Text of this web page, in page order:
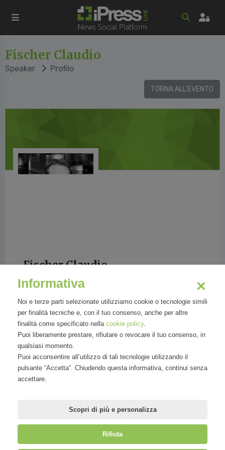
Fischer Claudio
Speaker Profilo
TORNA ALL'EVENTO
Fischer Claudio
lawyer and senior manager in the EY Indirect
Tax Team
Claudio is a lawyer and senior manager in the
EY Indirect Tax Team in Zurich and has over 10
years experience with Swiss and European
Informativa
Noi e terze parti selezionate utilizziamo cookie o tecnologie simili
per finalità tecniche e, con il tuo consenso, anche per altre
finalità come specificato nella cookie policy.
Puoi liberamente prestare, rifiutare o revocare il tuo consenso, in
qualsiasi momento.
Puoi acconsentire all’utilizzo di tali tecnologie utilizzando il
pulsante “Accetta”. Chiudendo questa informativa, continui senza
accettare.
Scopri di più e personalizza
Rifiuta